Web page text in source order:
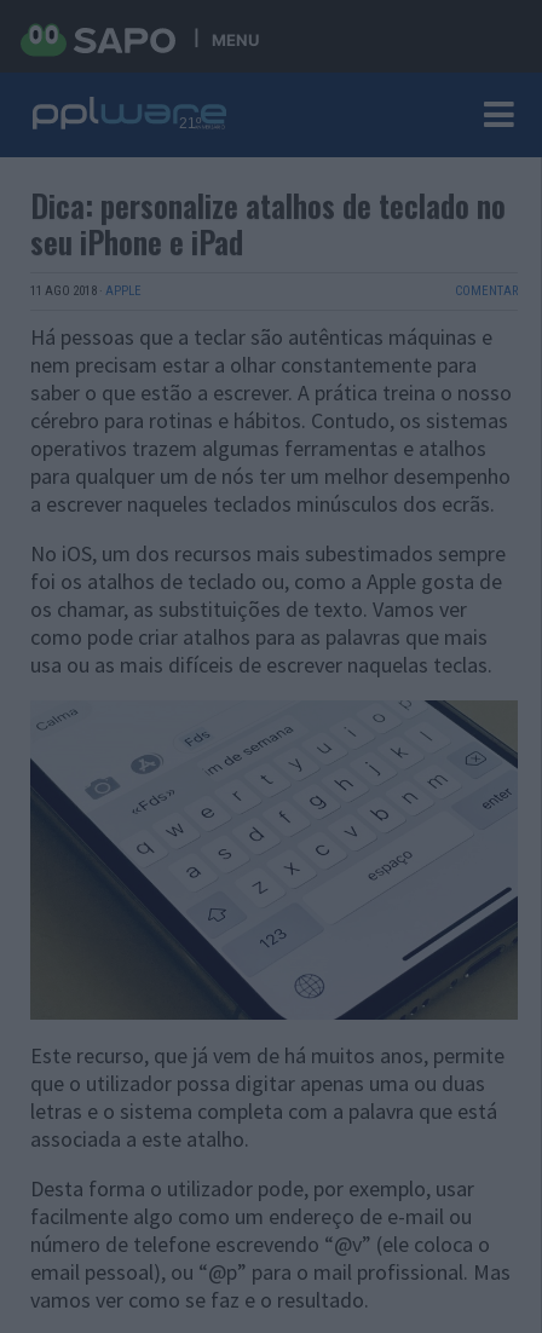
MENU
Dica: personalize atalhos de teclado no
seu iPhone e iPad
11 AGO 2018 · APPLE COMENTAR
Há pessoas que a teclar são autênticas máquinas e
nem precisam estar a olhar constantemente para
saber o que estão a escrever. A prática treina o nosso
cérebro para rotinas e hábitos. Contudo, os sistemas
operativos trazem algumas ferramentas e atalhos
para qualquer um de nós ter um melhor desempenho
a escrever naqueles teclados minúsculos dos ecrãs.
No iOS, um dos recursos mais subestimados sempre
foi os atalhos de teclado ou, como a Apple gosta de
os chamar, as substituições de texto. Vamos ver
como pode criar atalhos para as palavras que mais
usa ou as mais difíceis de escrever naquelas teclas.
Este recurso, que já vem de há muitos anos, permite
que o utilizador possa digitar apenas uma ou duas
letras e o sistema completa com a palavra que está
associada a este atalho.
Desta forma o utilizador pode, por exemplo, usar
facilmente algo como um endereço de e-mail ou
número de telefone escrevendo “@v” (ele coloca o
email pessoal), ou “@p” para o mail profissional. Mas
vamos ver como se faz e o resultado.